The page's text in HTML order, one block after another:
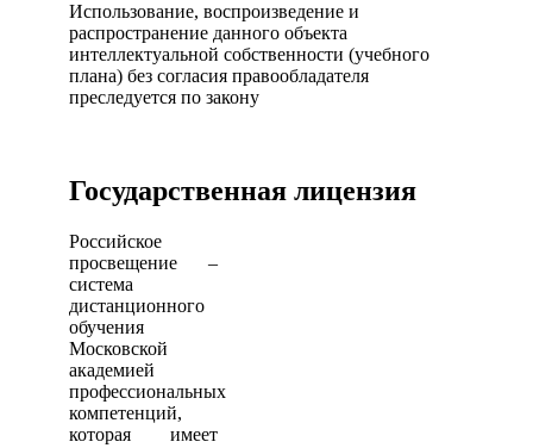
Использование, воспроизведение и
распространение данного объекта
интеллектуальной собственности (учебного
плана) без согласия правообладателя
преследуется по закону
Государственная лицензия
Российское
просвещение –
система
дистанционного
обучения
Московской
академией
профессиональных
компетенций,
которая имеет